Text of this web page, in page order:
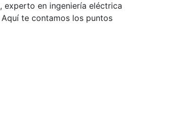
experto en ingeniería eléctrica
te contamos los puntos